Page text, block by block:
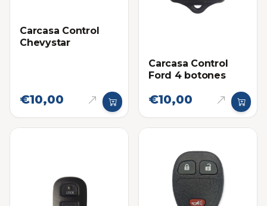
Carcasa Control
Chevystar
€10,00
Carcasa Control
Ford 4 botones
€10,00